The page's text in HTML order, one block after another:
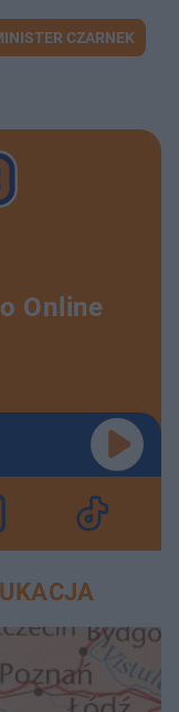
CZARNEK
Online